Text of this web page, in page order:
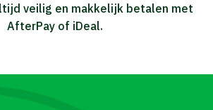
veilig en makkelijk betalen met
AfterPay of iDeal.